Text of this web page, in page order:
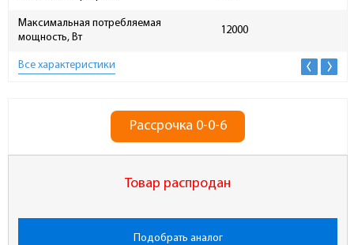
Максимальная потребляемая
мощность, Вт
12000
Все характеристики
Рассрочка 0-0-6
Товар распродан
Подобрать аналог